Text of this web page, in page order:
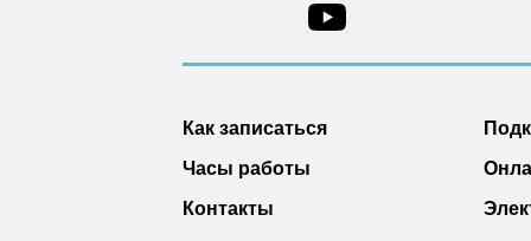
Как записаться
Часы работы
Контакты